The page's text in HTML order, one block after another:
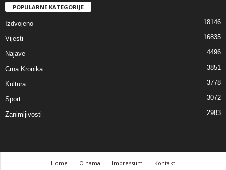
POPULARNE KATEGORIJE
Izdvojeno 18146
Vijesti 16835
Najave 4496
Crna Kronika 3851
Kultura 3778
Sport 3072
Zanimljivosti 2983
Home O nama Impressum Kontakt